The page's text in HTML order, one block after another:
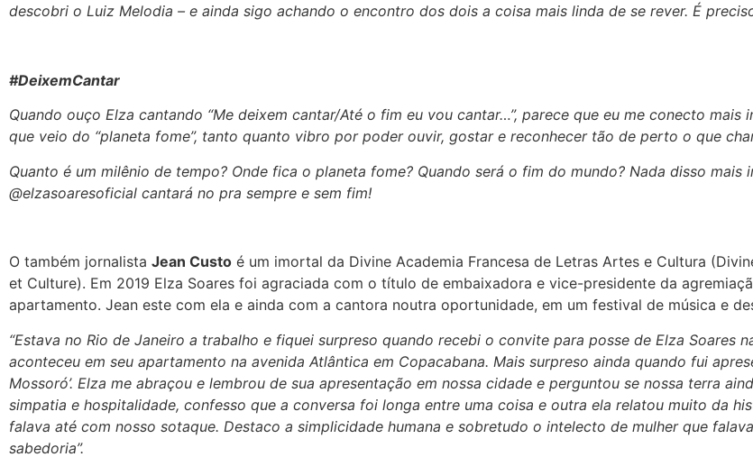
descobri o Luiz Melodia – e ainda sigo achando o encontro dos dois a coisa mais linda de se rever. É
#DeixemCantar
Quando ouço Elza cantando “Me deixem cantar/Até o fim eu vou cantar…”, parece que eu me conecto mais
que veio do “planeta fome”, tanto quanto vibro por poder ouvir, gostar e reconhecer tão de perto o que
Quanto é um milênio de tempo? Onde fica o planeta fome? Quando será o fim do mundo? Nada disso mais
@elzasoaresoficial cantará no pra sempre e sem fim!
O também jornalista Jean Custo é um imortal da Divine Academia Francesa de Letras Artes e Cultura
et Culture). Em 2019 Elza Soares foi agraciada com o título de embaixadora e vice-presidente da
apartamento. Jean este com ela e ainda com a cantora noutra oportunidade, em um festival de música e
“Estava no Rio de Janeiro a trabalho e fiquei surpreso quando recebi o convite para posse de Elza Soares
aconteceu em seu apartamento na avenida Atlântica em Copacabana. Mais surpreso ainda quando fui
Mossoró’. Elza me abraçou e lembrou de sua apresentação em nossa cidade e perguntou se nossa terra
simpatia e hospitalidade, confesso que a conversa foi longa entre uma coisa e outra ela relatou muito da
falava até com nosso sotaque. Destaco a simplicidade humana e sobretudo o intelecto de mulher que
sabedoria”.